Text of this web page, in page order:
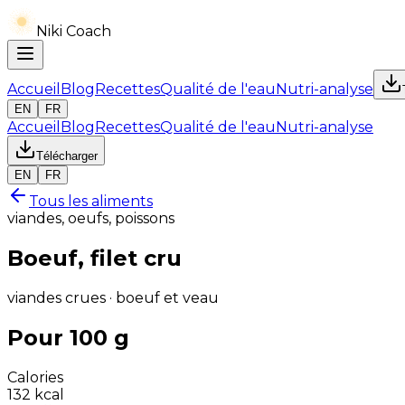
Niki Coach
Accueil BlogRecettesQualité de l'eauNutri-analyse
EN
FR
Accueil BlogRecettesQualité de l'eauNutri-analyse
Télécharger
EN
FR
Tous les aliments
viandes, oeufs, poissons
Boeuf, filet cru
viandes crues · boeuf et veau
Pour 100 g
Calories
132 kcal